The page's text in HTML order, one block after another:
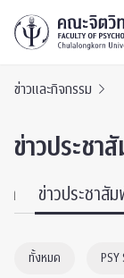
ข่าวและกิจกรรม
ข่าวประชา
ด ข่าวประชาสั
ทั้งหมด